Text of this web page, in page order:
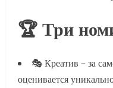
🏆 Три
🎭 Креатив – за
оценивается